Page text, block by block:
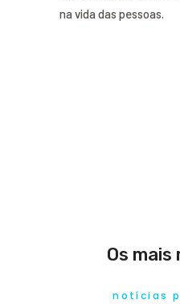
na vida das pessoas.
Os
notícias